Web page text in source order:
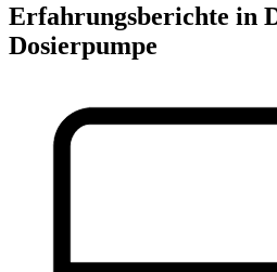
Erfahrungsberichte in
Dosierpumpe